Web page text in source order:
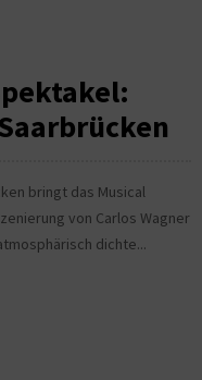
bringt das Musical
von Carlos Wagner
dichte...